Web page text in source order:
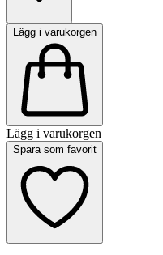
Lägg i varukorgen
Lägg i varukorgen
Spara som favorit